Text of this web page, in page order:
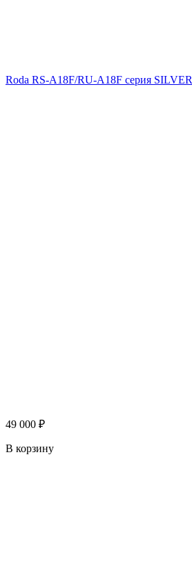
Roda RS-A18F/RU-A18F серия SILVER
49 000 ₽
В корзину